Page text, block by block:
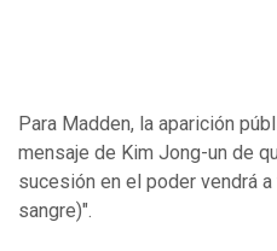
Para Madden, la aparición
mensaje de Kim Jong-un de
sucesión en el poder vendrá
sangre)".